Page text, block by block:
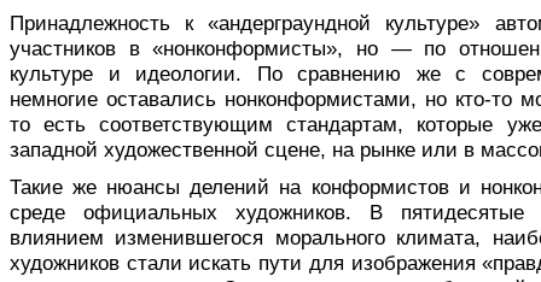
Принадлежность к «андерграундной культуре»
участников в «нонконформисты», но — по
культуре и идеологии. По сравнению же с
немногие оставались нонконформистами, но кто-то
то есть соответствующим стандартам, которые
западной художественной сцене, на рынке или в
Такие же нюансы делений на конформистов и
среде официальных художников. В
влиянием изменившегося морального климата,
художников стали искать пути для изображения